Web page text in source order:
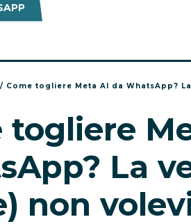
/ Come togliere Meta AI da WhatsApp? La
togliere
La
non